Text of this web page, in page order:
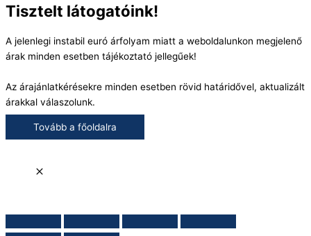
Tisztelt látogatóink!
A jelenlegi instabil euró árfolyam miatt a weboldalunkon megjelenő
árak minden esetben tájékoztató jellegűek!
Az árajánlatkérésekre minden esetben rövid határidővel, aktualizált
árakkal válaszolunk.
Tovább a főoldalra